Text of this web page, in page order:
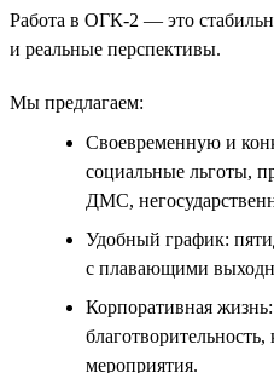
Работа в ОГК-2 — это
и реальные перспективы.
Мы предлагаем:
Своевременную и
социальные льготы,
ДМС,
Удобный график:
с плавающими
Корпоративная
мероприятия.